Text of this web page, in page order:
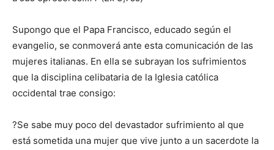
Supongo que el Papa Francisco, educado según el
evangelio, se conmoverá ante esta comunicación de las
mujeres italianas. En ella se subrayan los sufrimientos
que la disciplina celibataria de la Iglesia católica
occidental trae consigo:
?Se sabe muy poco del devastador sufrimiento al que
está sometida una mujer que vive junto a un sacerdote la